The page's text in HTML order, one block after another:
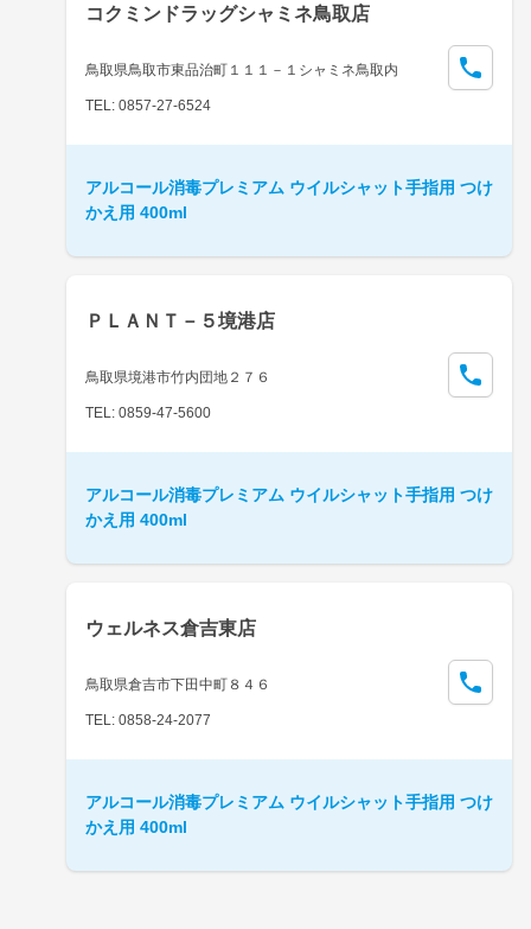
コクミンドラッグシャミネ鳥取店
鳥取県鳥取市東品治町１１１－１シャミネ鳥取内
TEL: 0857-27-6524
アルコール消毒プレミアム ウイルシャット手指用 つけ
かえ用 400ml
ＰＬＡＮＴ－５境港店
鳥取県境港市竹内団地２７６
TEL: 0859-47-5600
アルコール消毒プレミアム ウイルシャット手指用 つけ
かえ用 400ml
ウェルネス倉吉東店
鳥取県倉吉市下田中町８４６
TEL: 0858-24-2077
アルコール消毒プレミアム ウイルシャット手指用 つけ
かえ用 400ml